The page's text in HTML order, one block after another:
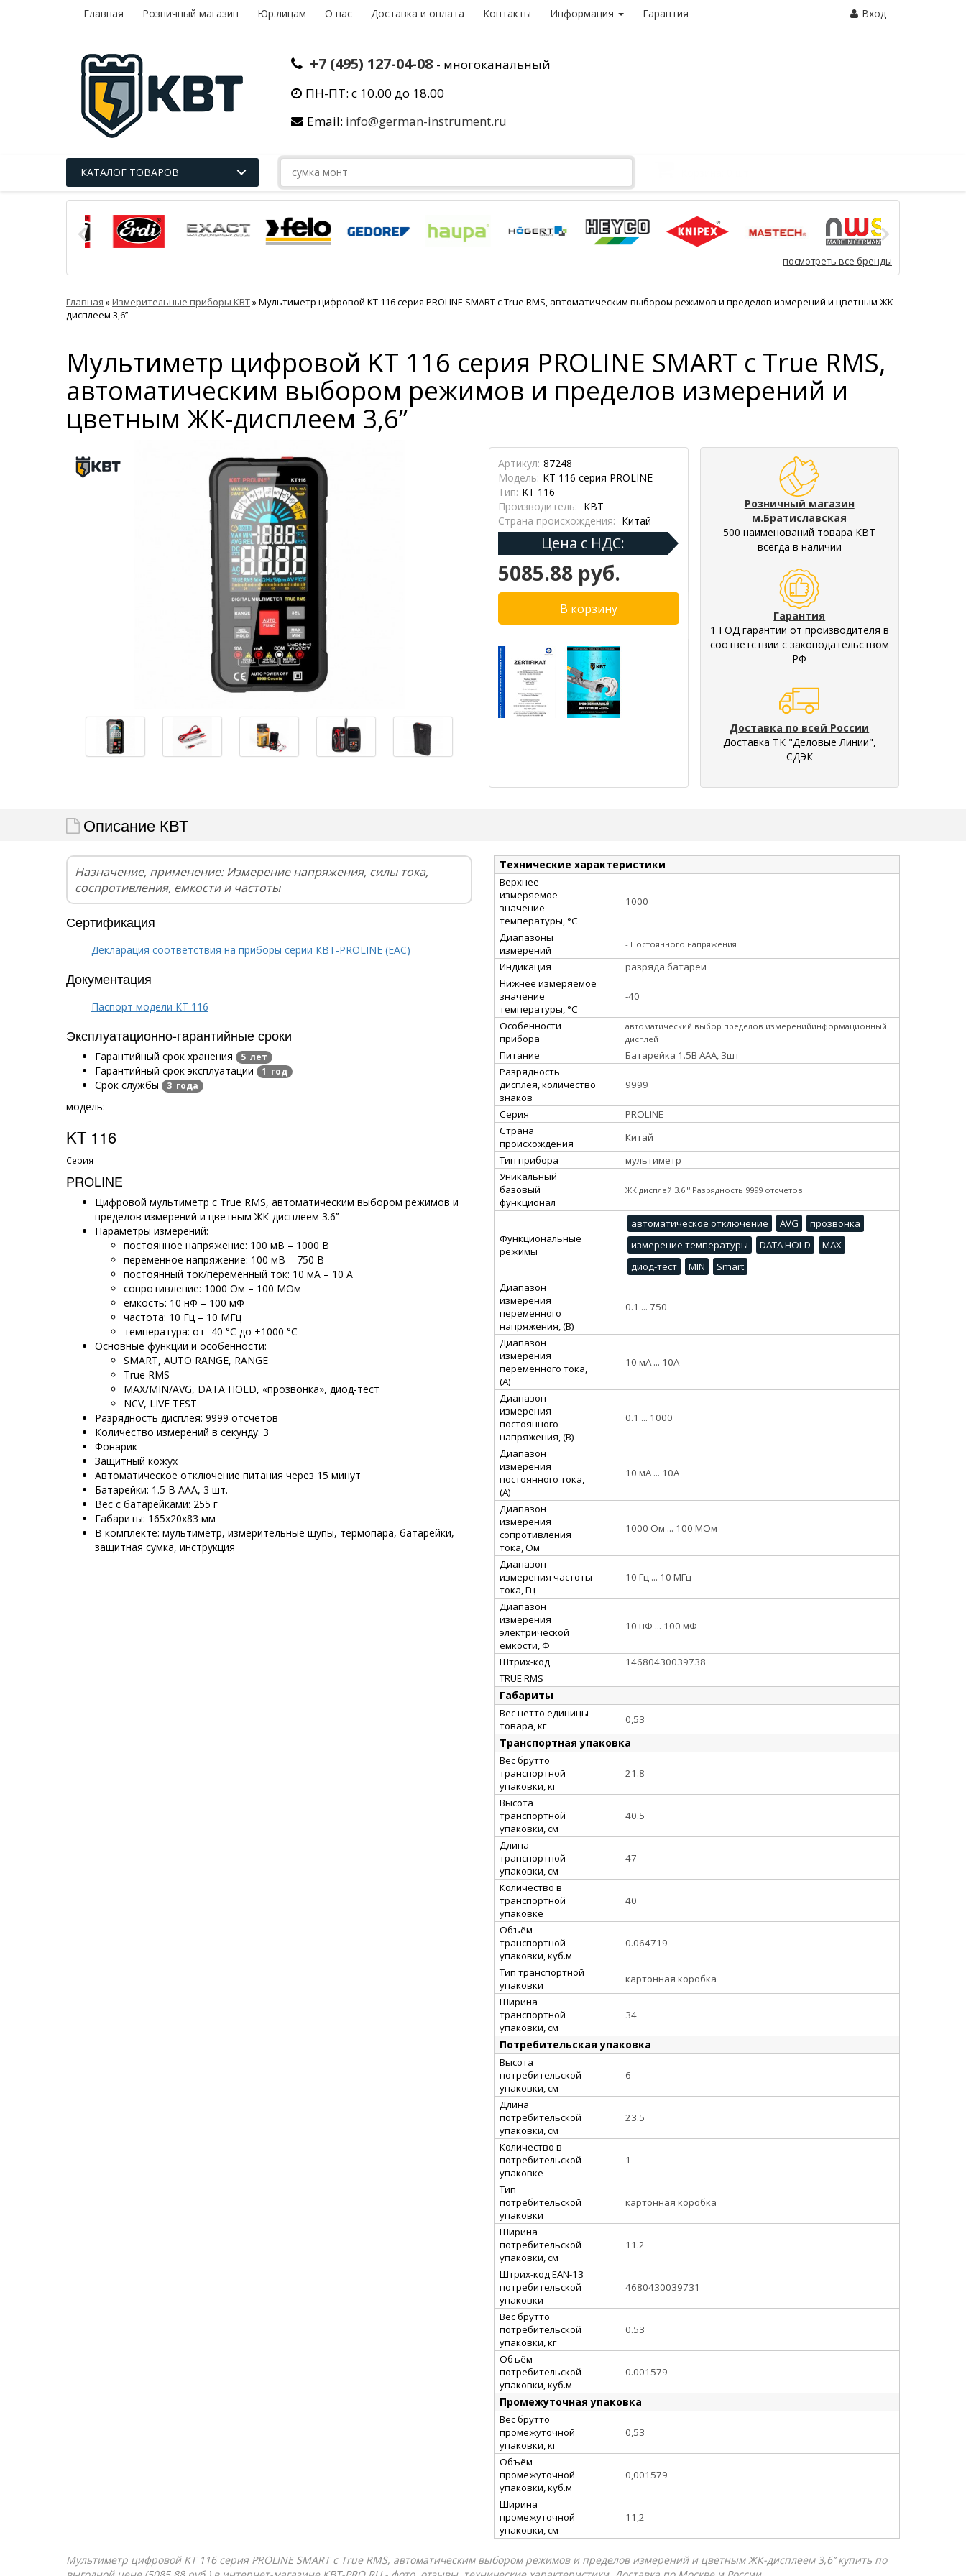
Главная Розничный магазин Юр.лицам О нас Доставка и оплата Контакты Информация Гарантия Вход
+7 (495) 127-04-08 - многоканальный
ПН-ПТ: с 10.00 до 18.00
Email: info@german-instrument.ru
КАТАЛОГ ТОВАРОВ
посмотреть все бренды
Главная »Измерительные приборы КВТ»Мультиметр цифровой KT 116 серия PROLINE SMART с True RMS, автоматическим выбором режимов и пределов измерений и цветным ЖК-
дисплеем 3,6’’
Мультиметр цифровой KT 116 серия PROLINE SMART с True RMS,
автоматическим выбором режимов и пределов измерений и
цветным ЖК-дисплеем 3,6’’
Артикул: 87248
Модель: KT 116 серия PROLINE
Тип: KT 116
Производитель: КВТ
Страна происхождения: Китай
Цена с НДС:
5085.88 руб.
Розничный магазин
м.Братиславская
500 наименований товара КВТ
всегда в наличии
Гарантия
1 ГОД гарантии от производителя в
соответствии с законодательством
РФ
Доставка по всей России
Доставка ТК "Деловые Линии",
СДЭК
Описание КВТ
Назначение, применение: Измерение напряжения, силы тока,
соспротивления, емкости и частоты
Сертификация
Декларация соответствия на приборы серии КВТ-PROLINE (EAC)
Документация
Паспорт модели КТ 116
Эксплуатационно-гарантийные сроки
Гарантийный срок хранения 5 лет
Гарантийный срок эксплуатации 1 год
Срок службы 3 года
модель:
KT 116
Серия
PROLINE
Цифровой мультиметр с True RMS, автоматическим выбором режимов и
пределов измерений и цветным ЖК-дисплеем 3.6’’
Параметры измерений:
постоянное напряжение: 100 мВ – 1000 В
переменное напряжение: 100 мВ – 750 В
постоянный ток/переменный ток: 10 мА – 10 А
сопротивление: 1000 Ом – 100 МОм
емкость: 10 нФ – 100 мФ
частота: 10 Гц – 10 МГц
температура: от -40 °С до +1000 °С
Основные функции и особенности:
SMART, AUTO RANGE, RANGE
True RMS
MAX/MIN/AVG, DATA HOLD, «прозвонка», диод-тест
NCV, LIVE TEST
Разрядность дисплея: 9999 отсчетов
Количество измерений в секунду: 3
Фонарик
Защитный кожух
Автоматическое отключение питания через 15 минут
Батарейки: 1.5 В ААА, 3 шт.
Вес с батарейками: 255 г
Габариты: 165х20х83 мм
В комплекте: мультиметр, измерительные щупы, термопара, батарейки,
защитная сумка, инструкция
Технические характеристики
Верхнее
измеряемое
значение
температуры, °С
1000
Диапазоны
измерений
- Постоянного напряжения
Индикация
разряда батареи
Нижнее измеряемое
значение
температуры, °С
-40
Особенности
прибора
автоматический выбор пределов измеренийинформационный
дисплей
Питание
Батарейка 1.5В ААА, 3шт
Разрядность
дисплея, количество
знаков
9999
Серия
PROLINE
Страна
происхождения
Китай
Тип прибора
мультиметр
Уникальный
базовый
функционал
ЖК дисплей 3.6""Разрядность 9999 отсчетов
Функциональные
режимы
автоматическое отключение AVG
прозвонка
измерение температуры
DATA HOLD
MAX
диод-тест
MIN
Smart
Диапазон
измерения
переменного
напряжения, (В)
0.1 ... 750
Диапазон
измерения
переменного тока,
(А)
10 мА ... 10А
Диапазон
измерения
постоянного
напряжения, (В)
0.1 ... 1000
Диапазон
измерения
постоянного тока,
(А)
10 мА ... 10А
Диапазон
измерения
сопротивления
тока, Ом
1000 Ом ... 100 МОм
Диапазон
измерения частоты
тока, Гц
10 Гц ... 10 МГц
Диапазон
измерения
электрической
емкости, Ф
10 нФ ... 100 мФ
Штрих-код
14680430039738
TRUE RMS
Габариты
Вес нетто единицы
товара, кг
0,53
Транспортная упаковка
Вес брутто
транспортной
упаковки, кг
21.8
Высота
транспортной
упаковки, см
40.5
Длина
транспортной
упаковки, см
47
Количество в
транспортной
упаковке
40
Объём
транспортной
упаковки, куб.м
0.064719
Тип транспортной
упаковки
картонная коробка
Ширина
транспортной
упаковки, см
34
Потребительская упаковка
Высота
потребительской
упаковки, см
6
Длина
потребительской
упаковки, см
23.5
Количество в
потребительской
упаковке
1
Тип
потребительской
упаковки
картонная коробка
Ширина
потребительской
упаковки, см
11.2
Штрих-код EAN-13
потребительской
упаковки
4680430039731
Вес брутто
потребительской
упаковки, кг
0.53
Объём
потребительской
упаковки, куб.м
0.001579
Промежуточная упаковка
Вес брутто
промежуточной
упаковки, кг
0,53
Объём
промежуточной
упаковки, куб.м
0,001579
Ширина
промежуточной
упаковки, см
11,2
Мультиметр цифровой KT 116 серия PROLINE SMART с True RMS, автоматическим выбором режимов и пределов измерений и цветным ЖК-дисплеем 3,6’’ купить по